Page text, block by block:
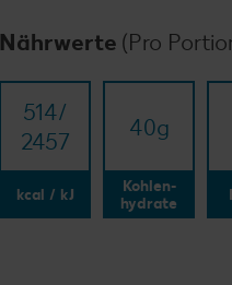
Nährwerte (Pro
514/​
2457
kcal / kJ
40g
Kohlen-
hydrate